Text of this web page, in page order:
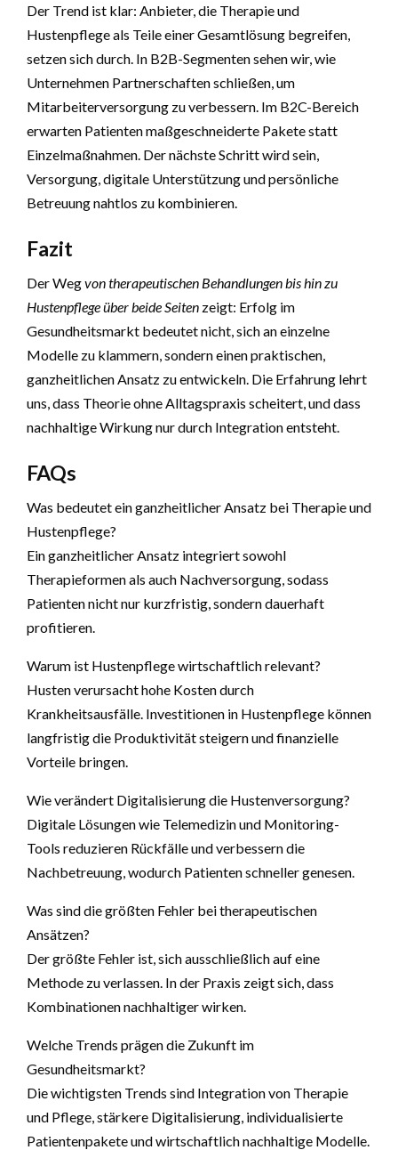
Der Trend ist klar: Anbieter, die Therapie und
Hustenpflege als Teile einer Gesamtlösung begreifen,
setzen sich durch. In B2B-Segmenten sehen wir, wie
Unternehmen Partnerschaften schließen, um
Mitarbeiterversorgung zu verbessern. Im B2C-Bereich
erwarten Patienten maßgeschneiderte Pakete statt
Einzelmaßnahmen. Der nächste Schritt wird sein,
Versorgung, digitale Unterstützung und persönliche
Betreuung nahtlos zu kombinieren.
Fazit
Der Wegvon therapeutischen Behandlungen bis hin zu
Hustenpflege über beide Seiten zeigt: Erfolg im
Gesundheitsmarkt bedeutet nicht, sich an einzelne
Modelle zu klammern, sondern einen praktischen,
ganzheitlichen Ansatz zu entwickeln. Die Erfahrung lehrt
uns, dass Theorie ohne Alltagspraxis scheitert, und dass
nachhaltige Wirkung nur durch Integration entsteht.
FAQs
Was bedeutet ein ganzheitlicher Ansatz bei Therapie und
Hustenpflege?
Ein ganzheitlicher Ansatz integriert sowohl
Therapieformen als auch Nachversorgung, sodass
Patienten nicht nur kurzfristig, sondern dauerhaft
profitieren.
Warum ist Hustenpflege wirtschaftlich relevant?
Husten verursacht hohe Kosten durch
Krankheitsausfälle. Investitionen in Hustenpflege können
langfristig die Produktivität steigern und finanzielle
Vorteile bringen.
Wie verändert Digitalisierung die Hustenversorgung?
Digitale Lösungen wie Telemedizin und Monitoring-
Tools reduzieren Rückfälle und verbessern die
Nachbetreuung, wodurch Patienten schneller genesen.
Was sind die größten Fehler bei therapeutischen
Ansätzen?
Der größte Fehler ist, sich ausschließlich auf eine
Methode zu verlassen. In der Praxis zeigt sich, dass
Kombinationen nachhaltiger wirken.
Welche Trends prägen die Zukunft im
Gesundheitsmarkt?
Die wichtigsten Trends sind Integration von Therapie
und Pflege, stärkere Digitalisierung, individualisierte
Patientenpakete und wirtschaftlich nachhaltige Modelle.